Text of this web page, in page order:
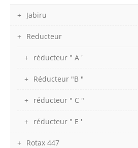
Jabiru
Reducteur
réducteur " A '
Réducteur "B "
réducteur " C "
réducteur " E '
Rotax 447